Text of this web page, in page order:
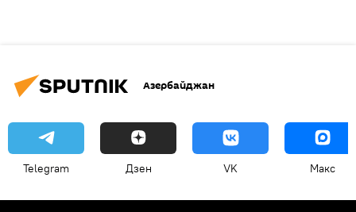
Азербайджан
Telegram Дзен VK Макс